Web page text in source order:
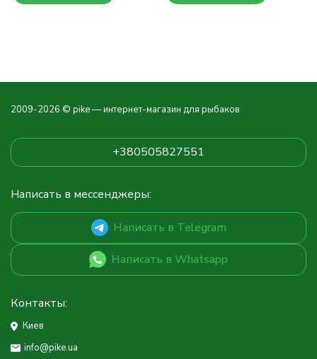
2009-2026 © pike — интернет-магазин для рыбаков
+380505827551
Написать в мессенджеры:
Написать в Telegram
Написать в Whatsapp
Контакты:
Киев
info@pike.ua